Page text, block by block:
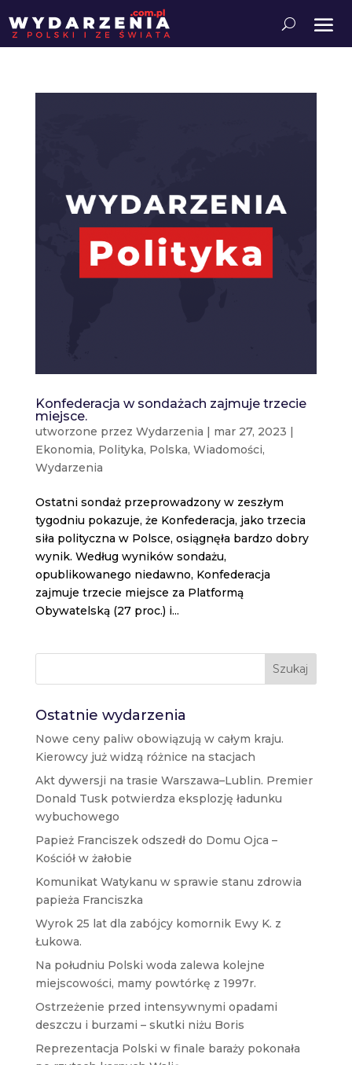
Konfederacja w sondażach zajmuje trzecie
miejsce.
utworzone przez Wydarzenia mar 27, 2023
Ekonomia, Polityka, Polska, Wiadomości,
Wydarzenia
Ostatni sondaż przeprowadzony w zeszłym
tygodniu pokazuje, że Konfederacja, jako trzecia
siła polityczna w Polsce, osiągnęła bardzo dobry
wynik. Według wyników sondażu,
opublikowanego niedawno, Konfederacja
zajmuje trzecie miejsce za Platformą
Obywatelską (27 proc.) i...
Szukaj
Ostatnie wydarzenia
Nowe ceny paliw obowiązują w całym kraju.
Kierowcy już widzą różnice na stacjach
Akt dywersji na trasie Warszawa–Lublin. Premier
Donald Tusk potwierdza eksplozję ładunku
wybuchowego
Papież Franciszek odszedł do Domu Ojca –
Kościół w żałobie
Komunikat Watykanu w sprawie stanu zdrowia
papieża Franciszka
Wyrok 25 lat dla zabójcy komornik Ewy K. z
Łukowa.
Na południu Polski woda zalewa kolejne
miejscowości, mamy powtórkę z 1997r.
Ostrzeżenie przed intensywnymi opadami
deszczu i burzami – skutki niżu Boris
Reprezentacja Polski w finale baraży pokonała